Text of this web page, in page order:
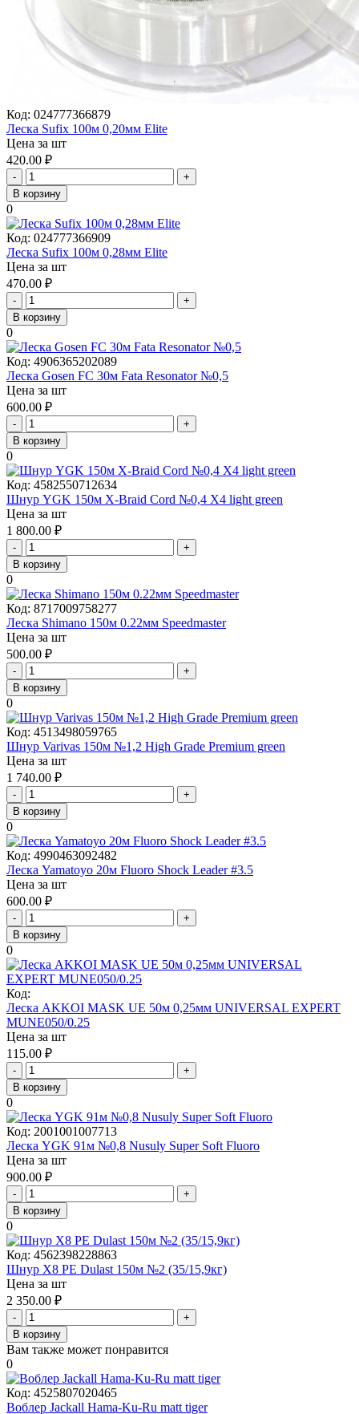
Код: 024777366879
Леска Sufix 100м 0,20мм Elite
Цена за шт
420.00 ₽
-
+
В корзину
0
Код: 024777366909
Леска Sufix 100м 0,28мм Elite
Цена за шт
470.00 ₽
-
+
В корзину
0
Код: 4906365202089
Леска Gosen FC 30м Fata Resonator №0,5
Цена за шт
600.00 ₽
-
+
В корзину
0
Код: 4582550712634
Шнур YGK 150м X-Braid Cord №0,4 X4 light green
Цена за шт
1 800.00 ₽
-
+
В корзину
0
Код: 8717009758277
Леска Shimano 150м 0.22мм Speedmaster
Цена за шт
500.00 ₽
-
+
В корзину
0
Код: 4513498059765
Шнур Varivas 150м №1,2 High Grade Premium green
Цена за шт
1 740.00 ₽
-
+
В корзину
0
Код: 4990463092482
Леска Yamatoyo 20м Fluoro Shock Leader #3.5
Цена за шт
600.00 ₽
-
+
В корзину
0
Код:
Леска AKKOI MASK UE 50м 0,25мм UNIVERSAL EXPERT
MUNE050/0.25
Цена за шт
115.00 ₽
-
+
В корзину
0
Код: 2001001007713
Леска YGK 91м №0,8 Nusuly Super Soft Fluoro
Цена за шт
900.00 ₽
-
+
В корзину
0
Код: 4562398228863
Шнур X8 PE Dulast 150м №2 (35/15,9кг)
Цена за шт
2 350.00 ₽
-
+
В корзину
Вам также может понравится
0
Код: 4525807020465
Воблер Jackall Hama-Ku-Ru matt tiger